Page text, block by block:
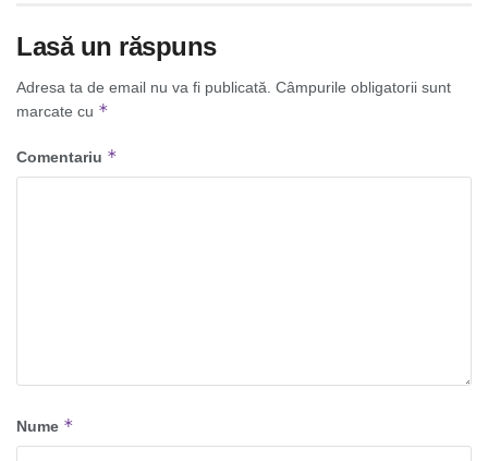
Lasă un răspuns
Adresa ta de email nu va fi publicată. Câmpurile obligatorii sunt
marcate cu *
Comentariu *
Nume *